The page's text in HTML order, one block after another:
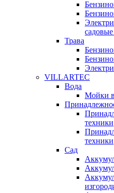
Трава
VILLARTEC
Вода
Мойки
техники
техники
Сад